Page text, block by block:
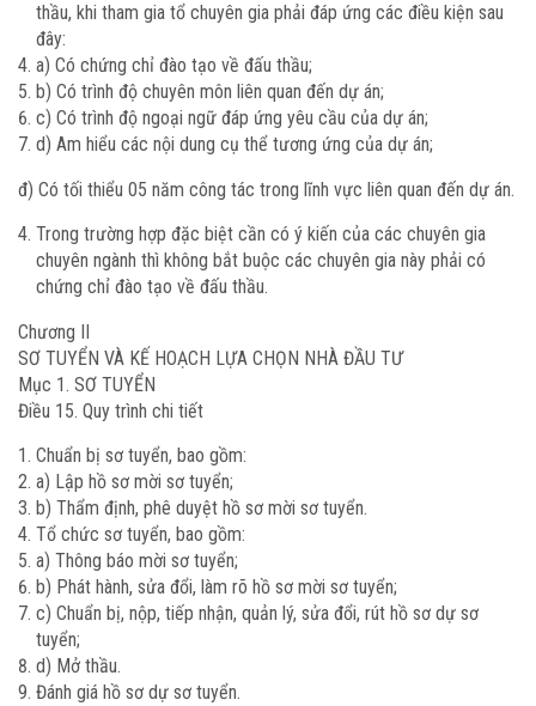
thầu, khi tham gia tổ chuyên gia phải đáp ứng các điều kiện sau
đây:
a) Có chứng chỉ đào tạo về đấu thầu;
b) Có trình độ chuyên môn liên quan đến dự án;
c) Có trình độ ngoại ngữ đáp ứng yêu cầu của dự án;
d) Am hiểu các nội dung cụ thể tương ứng của dự án;
đ) Có tối thiểu 05 năm công tác trong lĩnh vực liên quan đến dự án.
Trong trường hợp đặc biệt cần có ý kiến của các chuyên gia
chuyên ngành thì không bắt buộc các chuyên gia này phải có
chứng chỉ đào tạo về đấu thầu.
Chương II
SƠ TUYỂN VÀ KẾ HOẠCH LỰA CHỌN NHÀ ĐẦU TƯ
Mục 1. SƠ TUYỂN
Điều 15. Quy trình chi tiết
Chuẩn bị sơ tuyển, bao gồm:
a) Lập hồ sơ mời sơ tuyển;
b) Thẩm định, phê duyệt hồ sơ mời sơ tuyển.
Tổ chức sơ tuyển, bao gồm:
a) Thông báo mời sơ tuyển;
b) Phát hành, sửa đổi, làm rõ hồ sơ mời sơ tuyển;
c) Chuẩn bị, nộp, tiếp nhận, quản lý, sửa đổi, rút hồ sơ dự sơ
tuyển;
d) Mở thầu.
Đánh giá hồ sơ dự sơ tuyển.